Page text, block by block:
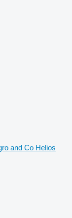
and Co Helios